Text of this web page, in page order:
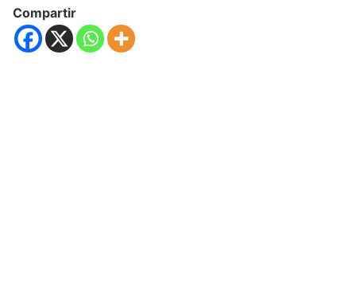
Compartir